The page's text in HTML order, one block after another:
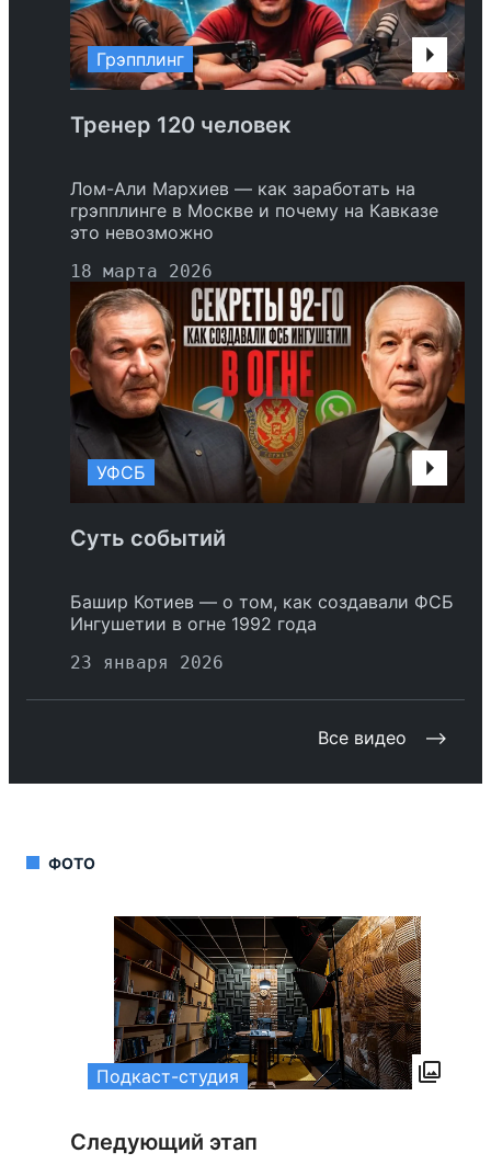
Грэпплинг
Тренер 120 человек
Лом-Али Мархиев — как заработать на
грэпплинге в Москве и почему на Кавказе
это невозможно
18 марта 2026
УФСБ
Суть событий
Башир Котиев — о том, как создавали ФСБ
Ингушетии в огне 1992 года
23 января 2026
Все видео
ФОТО
Подкаст-студия
Следующий этап